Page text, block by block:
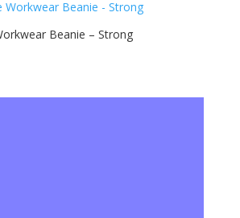
Beanie – Strong